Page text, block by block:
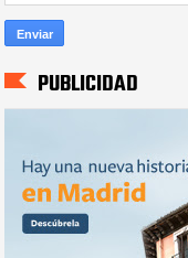
PUBLICIDAD